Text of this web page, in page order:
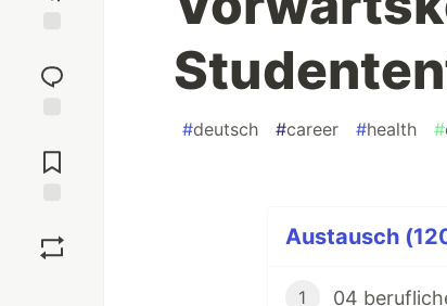
reaction
Comments
#deutsch #career #health #
Austausch
1